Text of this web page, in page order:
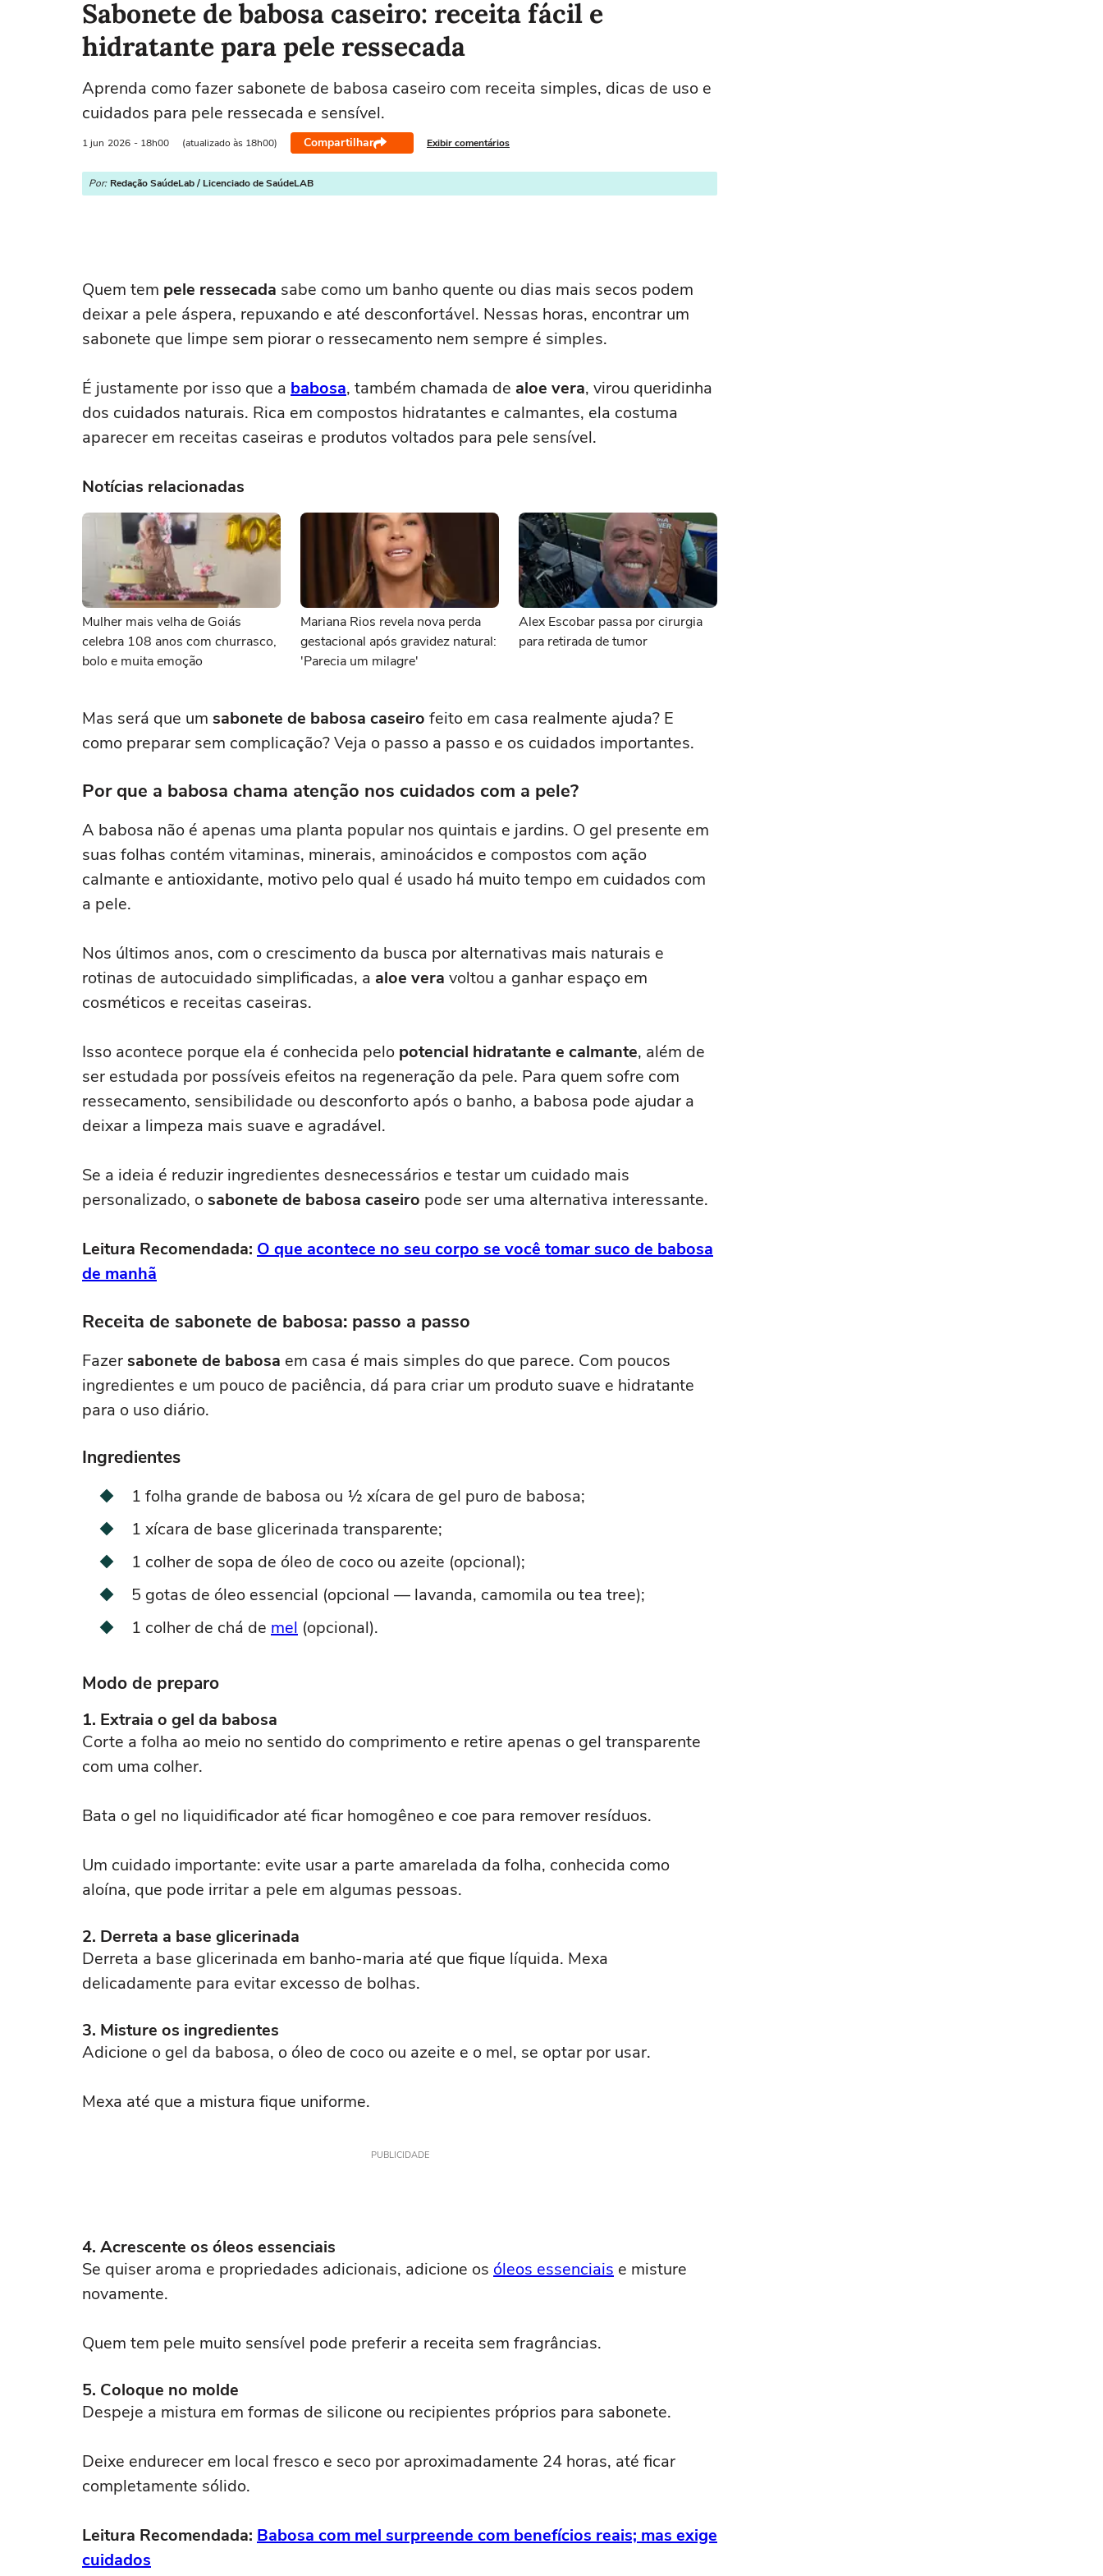
Sabonete de babosa caseiro: receita fácil e
hidratante para pele ressecada
Aprenda como fazer sabonete de babosa caseiro com receita simples, dicas de uso e
cuidados para pele ressecada e sensível.
1 jun 2026 - 18h00 (atualizado às 18h00) Compartilhar Exibir comentários
Por: Redação SaúdeLab / Licenciado de SaúdeLAB
Quem tem pele ressecada sabe como um banho quente ou dias mais secos podem
deixar a pele áspera, repuxando e até desconfortável. Nessas horas, encontrar um
sabonete que limpe sem piorar o ressecamento nem sempre é simples.
É justamente por isso que a babosa, também chamada de aloe vera, virou queridinha
dos cuidados naturais. Rica em compostos hidratantes e calmantes, ela costuma
aparecer em receitas caseiras e produtos voltados para pele sensível.
Notícias relacionadas
Mulher mais velha de Goiás
celebra 108 anos com churrasco,
bolo e muita emoção
Mariana Rios revela nova perda
gestacional após gravidez natural:
'Parecia um milagre'
Alex Escobar passa por cirurgia
para retirada de tumor
Mas será que um sabonete de babosa caseiro feito em casa realmente ajuda? E
como preparar sem complicação? Veja o passo a passo e os cuidados importantes.
Por que a babosa chama atenção nos cuidados com a pele?
A babosa não é apenas uma planta popular nos quintais e jardins. O gel presente em
suas folhas contém vitaminas, minerais, aminoácidos e compostos com ação
calmante e antioxidante, motivo pelo qual é usado há muito tempo em cuidados com
a pele.
Nos últimos anos, com o crescimento da busca por alternativas mais naturais e
rotinas de autocuidado simplificadas, a aloe vera voltou a ganhar espaço em
cosméticos e receitas caseiras.
Isso acontece porque ela é conhecida pelo potencial hidratante e calmante, além de
ser estudada por possíveis efeitos na regeneração da pele. Para quem sofre com
ressecamento, sensibilidade ou desconforto após o banho, a babosa pode ajudar a
deixar a limpeza mais suave e agradável.
Se a ideia é reduzir ingredientes desnecessários e testar um cuidado mais
personalizado, osabonete de babosa caseiro pode ser uma alternativa interessante.
Leitura Recomendada: O que acontece no seu corpo se você tomar suco de babosa
de manhã
Receita de sabonete de babosa: passo a passo
Fazersabonete de babosa em casa é mais simples do que parece. Com poucos
ingredientes e um pouco de paciência, dá para criar um produto suave e hidratante
para o uso diário.
Ingredientes
1 folha grande de babosa ou ½ xícara de gel puro de babosa;
1 xícara de base glicerinada transparente;
1 colher de sopa de óleo de coco ou azeite (opcional);
5 gotas de óleo essencial (opcional — lavanda, camomila ou tea tree);
1 colher de chá de mel (opcional).
Modo de preparo
1. Extraia o gel da babosa
Corte a folha ao meio no sentido do comprimento e retire apenas o gel transparente
com uma colher.
Bata o gel no liquidificador até ficar homogêneo e coe para remover resíduos.
Um cuidado importante: evite usar a parte amarelada da folha, conhecida como
aloína, que pode irritar a pele em algumas pessoas.
2. Derreta a base glicerinada
Derreta a base glicerinada em banho-maria até que fique líquida. Mexa
delicadamente para evitar excesso de bolhas.
3. Misture os ingredientes
Adicione o gel da babosa, o óleo de coco ou azeite e o mel, se optar por usar.
Mexa até que a mistura fique uniforme.
PUBLICIDADE
4. Acrescente os óleos essenciais
Se quiser aroma e propriedades adicionais, adicione os óleos essenciais e misture
novamente.
Quem tem pele muito sensível pode preferir a receita sem fragrâncias.
5. Coloque no molde
Despeje a mistura em formas de silicone ou recipientes próprios para sabonete.
Deixe endurecer em local fresco e seco por aproximadamente 24 horas, até ficar
completamente sólido.
Leitura Recomendada: Babosa com mel surpreende com benefícios reais; mas exige
cuidados